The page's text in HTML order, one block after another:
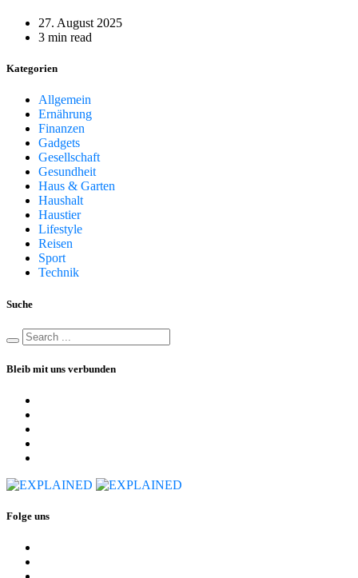
27. August 2025
3 min read
Kategorien
Allgemein
Ernährung
Finanzen
Gadgets
Gesellschaft
Gesundheit
Haus & Garten
Haushalt
Haustier
Lifestyle
Reisen
Sport
Technik
Suche
Bleib mit uns verbunden
Folge uns